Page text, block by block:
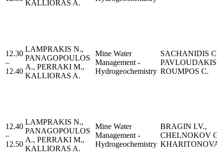
KALLIORAS A.
12.30
–
12.40
LAMPRAKIS N.,
PANAGOPOULOS
A., PERRAKI M.,
KALLIORAS A.
Μine Water
Management -
Hydrogeochemistry
SACHANIDIS C.,
PAVLOUDAKIS
ROUMPOS C.
12.40
–
12.50
LAMPRAKIS N.,
PANAGOPOULOS
A., PERRAKI M.,
KALLIORAS A.
Μine Water
Management -
Hydrogeochemistry
BRAGIN I.V.,
CHELNOKOV
KHARITONOVA